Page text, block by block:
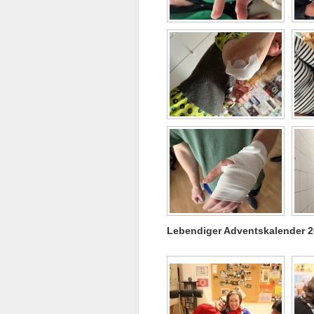
Lebendiger Adventskalender